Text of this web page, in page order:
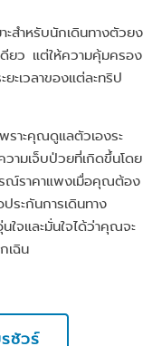
สำหรับนักเดินทางตัวยง
ดียว แต่ให้ความคุ้มครอง
ะเวลาของแต่ละทริป
ราะคุณดูแลตัวเองระ
ามเจ็บป่วยที่เกิดขึ้นโดย
รณ์ราคาแพงเมื่อคุณต้อง
ระกันการเดินทาง
ใจและมั่นใจได้ว่าคุณจะ
เฉิน
ชัวร์